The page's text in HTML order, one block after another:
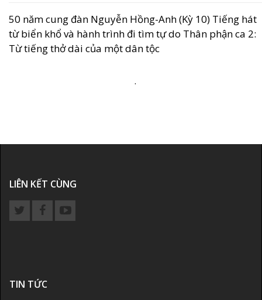
50 năm cung đàn Nguyễn Hồng-Anh (Kỳ 10) Tiếng hát
từ biển khổ và hành trình đi tìm tự do Thân phận ca 2:
Từ tiếng thở dài của một dân tộc
.
LIÊN KẾT CÙNG
TIN TỨC